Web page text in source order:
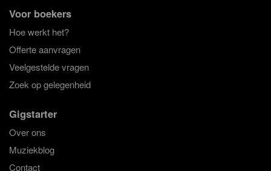
Voor boekers
Hoe werkt het?
Offerte aanvragen
Veelgestelde vragen
Zoek op gelegenheid
Gigstarter
Over ons
Muziekblog
Contact